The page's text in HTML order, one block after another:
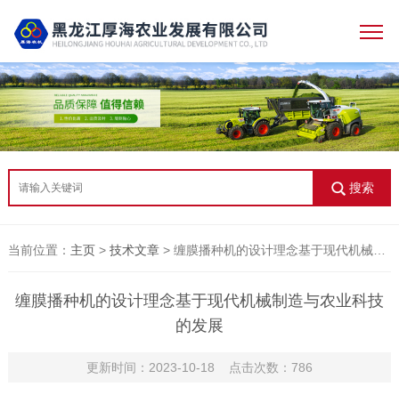
搜索
当前位置： 主页> 技术文章> 缠膜播种机的设计理念基于现代机械制造与农业科技的发展
缠膜播种机的设计理念基于现代机械制造与农业科技
的发展
更新时间：2023-10-18 点击次数：786